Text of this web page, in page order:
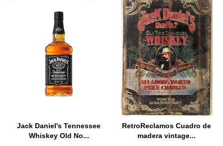
Jack Daniel's Tennessee
Whiskey Old No...
RetroReclamos Cuadro de
madera vintage...